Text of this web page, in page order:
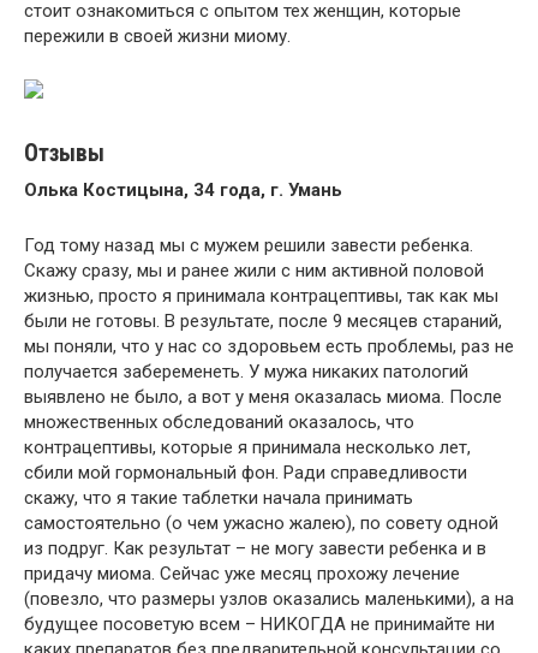
стоит ознакомиться с опытом тех женщин, которые
пережили в своей жизни миому.
Отзывы
Олька Костицына, 34 года, г. Умань
Год тому назад мы с мужем решили завести ребенка.
Скажу сразу, мы и ранее жили с ним активной половой
жизнью, просто я принимала контрацептивы, так как мы
были не готовы. В результате, после 9 месяцев стараний,
мы поняли, что у нас со здоровьем есть проблемы, раз не
получается забеременеть. У мужа никаких патологий
выявлено не было, а вот у меня оказалась миома. После
множественных обследований оказалось, что
контрацептивы, которые я принимала несколько лет,
сбили мой гормональный фон. Ради справедливости
скажу, что я такие таблетки начала принимать
самостоятельно (о чем ужасно жалею), по совету одной
из подруг. Как результат – не могу завести ребенка и в
придачу миома. Сейчас уже месяц прохожу лечение
(повезло, что размеры узлов оказались маленькими), а на
будущее посоветую всем – НИКОГДА не принимайте ни